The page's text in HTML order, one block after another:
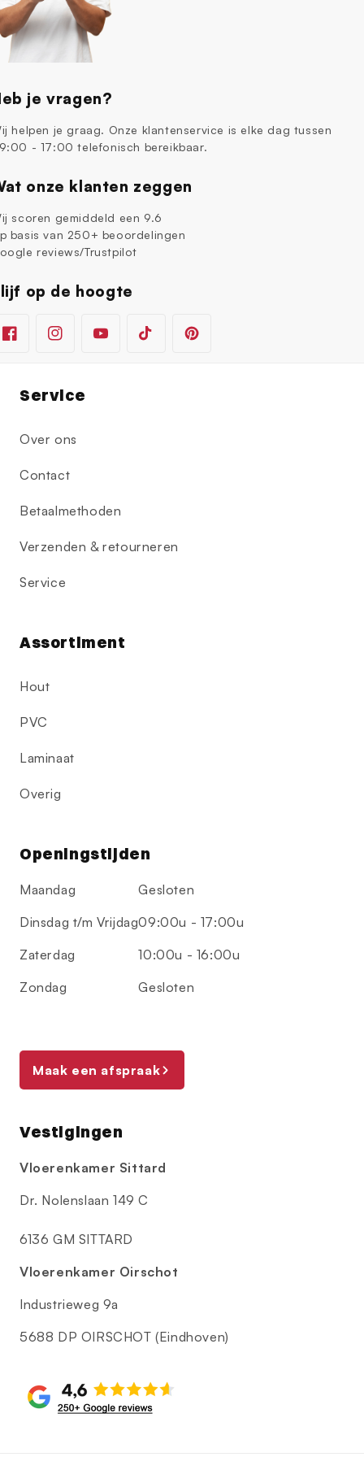
je vragen?
helpen je graag. Onze klantenservice is elke dag tussen
- 17:00 telefonisch bereikbaar.
onze klanten zeggen
scoren gemiddeld een 9.6
basis van 250+ beoordelingen
reviews/Trustpilot
op de hoogte
FacebookInstagramYouTubeTikTok Pinterest
Service
Over ons
Contact
Betaalmethoden
Verzenden & retourneren
Service
Assortiment
Hout
PVC
Laminaat
Overig
Openingstijden
Maandag
Dinsdag t/m Vrijdag
Zaterdag
Zondag
Gesloten
09:00u - 17:00u
10:00u - 16:00u
Gesloten
Maak een afspraak
Vestigingen
Vloerenkamer Sittard
Dr. Nolenslaan 149 C
6136 GM SITTARD
Vloerenkamer Oirschot
Industrieweg 9a
5688 DP OIRSCHOT (Eindhoven)